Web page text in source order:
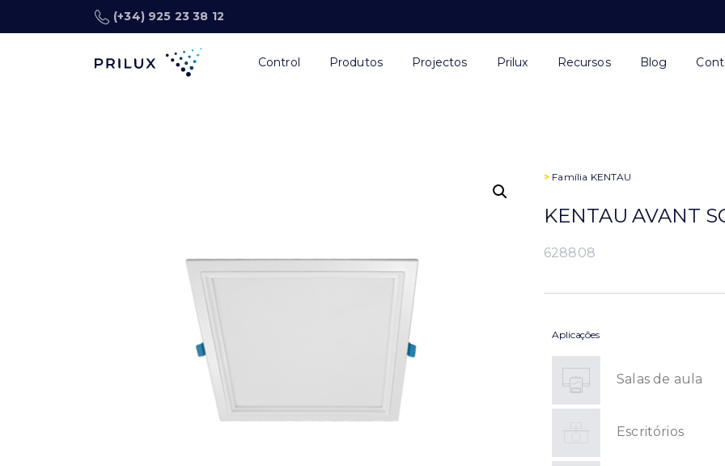
(+34) 925 23 38 12
Control Produtos Projectos Prilux Recursos Blog
> Família KENTAU
KENTAU AVANT
628808
Aplicações
Salas de aula
Escritórios